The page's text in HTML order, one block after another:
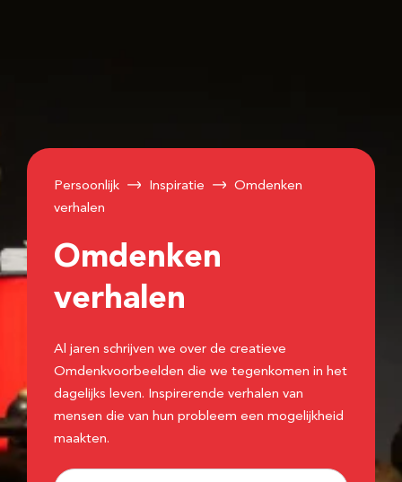
Persoonlijk Inspiratie
Omdenken
verhalen
Omdenken
verhalen
Al jaren schrijven we over de creatieve
Omdenkvoorbeelden die we tegenkomen in het
dagelijks leven. Inspirerende verhalen van
mensen die van hun probleem een mogelijkheid
maakten.